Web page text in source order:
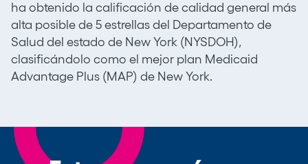
ha obtenido la calificación de calidad general más
alta posible de 5 estrellas del Departamento de
Salud del estado de New York (NYSDOH),
clasificándolo como el mejor plan Medicaid
Advantage Plus (MAP) de New York.